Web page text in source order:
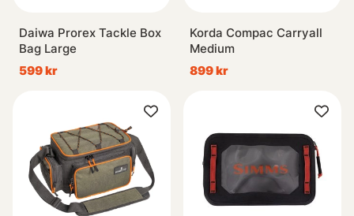
Daiwa Prorex Tackle Box
Bag Large
599 kr
Korda Compac Carryall
Medium
899 kr